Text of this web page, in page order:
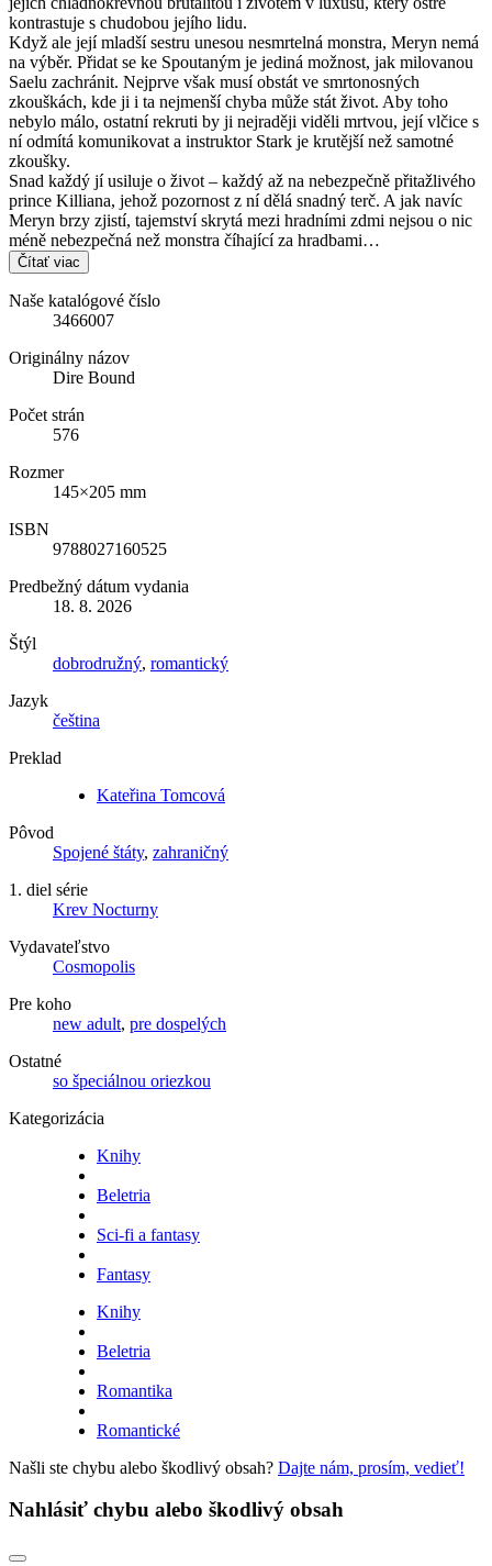
kontrastuje s chudobou jejího lidu.
Když ale její mladší sestru unesou nesmrtelná monstra, Meryn nemá
na výběr. Přidat se ke Spoutaným je jediná možnost, jak milovanou
Saelu zachránit. Nejprve však musí obstát ve smrtonosných
zkouškách, kde ji i ta nejmenší chyba může stát život. Aby toho
nebylo málo, ostatní rekruti by ji nejraději viděli mrtvou, její vlčice s
ní odmítá komunikovat a instruktor Stark je krutější než samotné
zkoušky.
Snad každý jí usiluje o život – každý až na nebezpečně přitažlivého
prince Killiana, jehož pozornost z ní dělá snadný terč. A jak navíc
Meryn brzy zjistí, tajemství skrytá mezi hradními zdmi nejsou o nic
méně nebezpečná než monstra číhající za hradbami…
Čítať viac
Naše katalógové číslo
3466007
Originálny názov
Dire Bound
Počet strán
576
Rozmer
145×205 mm
ISBN
9788027160525
Predbežný dátum vydania
18. 8. 2026
Štýl
dobrodružný, romantický
Jazyk
čeština
Preklad
Kateřina Tomcová
Pôvod
Spojené štáty, zahraničný
1. diel série
Krev Nocturny
Vydavateľstvo
Cosmopolis
Pre koho
new adult, pre dospelých
Ostatné
so špeciálnou oriezkou
Kategorizácia
Knihy
Beletria
Sci-fi a fantasy
Fantasy
Knihy
Beletria
Romantika
Romantické
Našli ste chybu alebo škodlivý obsah? Dajte nám, prosím, vedieť!
Nahlásiť chybu alebo škodlivý obsah